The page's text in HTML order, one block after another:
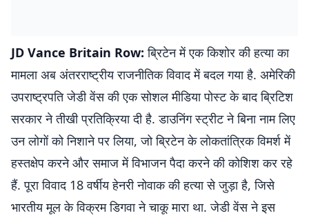
JD Vance Britain Row:ब्रिटेन में एक किशोर की हत्या का
मामला अब अंतरराष्ट्रीय राजनीतिक विवाद में बदल गया है. अमेरिकी
उपराष्ट्रपति जेडी वेंस की एक सोशल मीडिया पोस्ट के बाद ब्रिटिश
सरकार ने तीखी प्रतिक्रिया दी है. डाउनिंग स्ट्रीट ने बिना नाम लिए
उन लोगों को निशाने पर लिया, जो ब्रिटेन के लोकतांत्रिक विमर्श में
हस्तक्षेप करने और समाज में विभाजन पैदा करने की कोशिश कर रहे
हैं. पूरा विवाद 18 वर्षीय हेनरी नोवाक की हत्या से जुड़ा है, जिसे
भारतीय मूल के विक्रम डिगवा ने चाकू मारा था. जेडी वेंस ने इस